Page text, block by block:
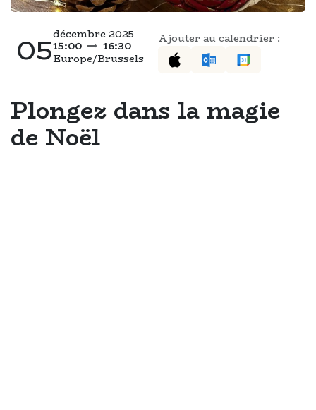
05décembre 2025
15:00
16:30
Europe/Brussels
Ajouter au calendrier :
Plongez dans la magie
de Noël